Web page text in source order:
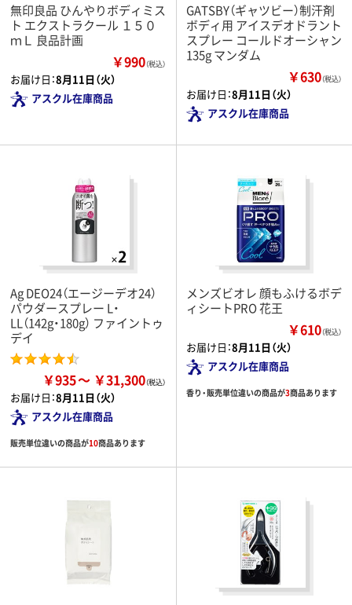
無印良品 ひんやりボディミス
ト エクストラクール １５０
ｍＬ 良品計画
￥990（税込）
お届け日：8月11日（火）
アスクル在庫商品
GATSBY（ギャツビー）制汗剤
ボディ用 アイスデオドラント
スプレー コールドオーシャン
135g マンダム
￥630（税込）
お届け日：8月11日（火）
アスクル在庫商品
Ag DEO24（エージーデオ24）
パウダースプレー L・
LL（142g・180g） ファイントゥ
デイ
￥935 ￥31,300
お届け日：8月11日（火）
アスクル在庫商品
販売単位違いの商品が10商品あります
メンズビオレ 顔もふけるボデ
ィシートPRO 花王
￥610（税込）
お届け日：8月11日（火）
アスクル在庫商品
香り・販売単位違いの商品が3商品あります